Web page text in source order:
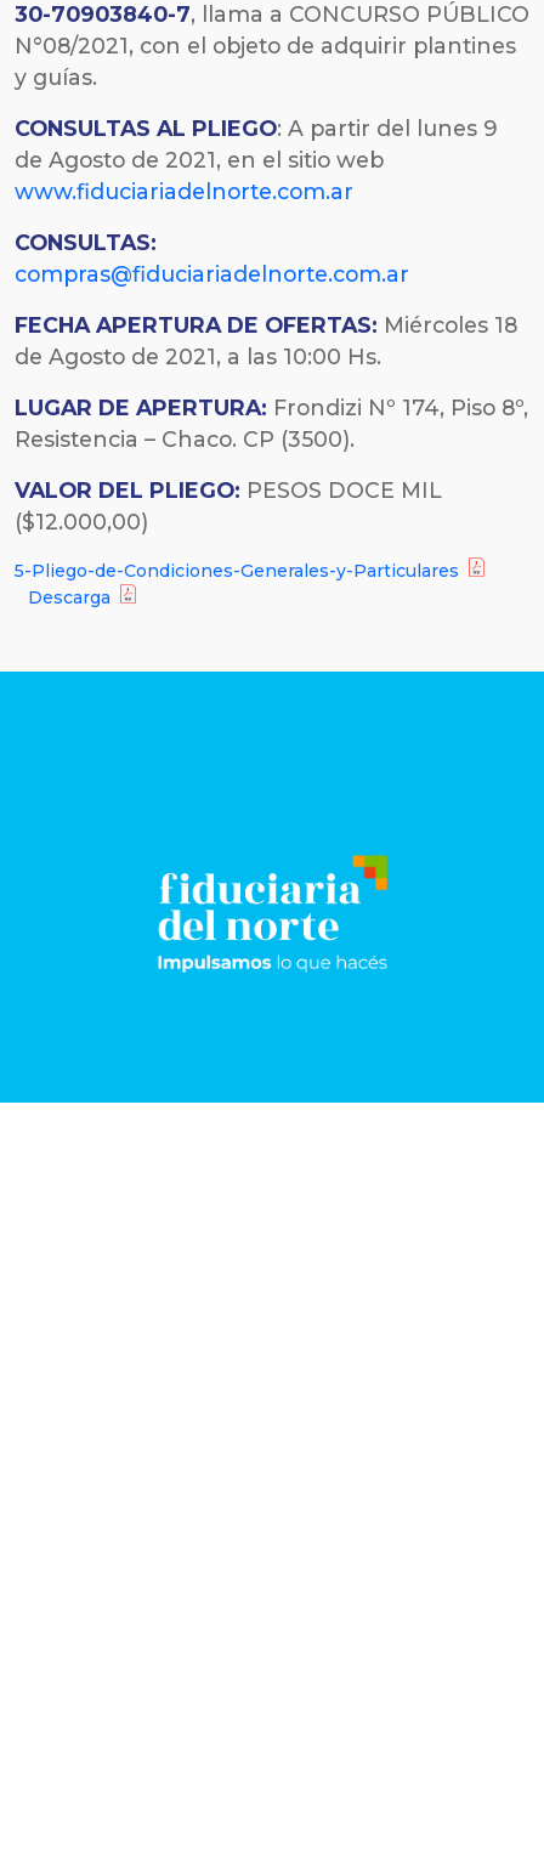
30-70903840-7, llama a CONCURSO PÚBLICO
N°08/2021, con el objeto de adquirir plantines
y guías.
CONSULTAS AL PLIEGO: A partir del lunes 9
de Agosto de 2021, en el sitio web
www.fiduciariadelnorte.com.ar
CONSULTAS:
compras@fiduciariadelnorte.com.ar
FECHAAPERTURA DE OFERTAS: Miércoles 18
de Agosto de 2021, a las 10:00 Hs.
LUGAR DE APERTURA: Frondizi Nº 174, Piso 8º,
Resistencia – Chaco. CP (3500).
VALOR DEL PLIEGO: PESOS DOCE MIL
($12.000,00)
5-Pliego-de-Condiciones-Generales-y-Particulares
Descarga